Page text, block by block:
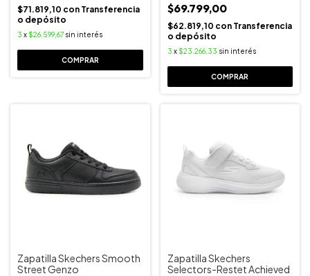
$71.819,10 con Transferencia
o depósito
3 x $26.599,67 sin interés
COMPRAR
$69.799,00
$62.819,10 con Transferencia
o depósito
3 x $23.266,33 sin interés
COMPRAR
Zapatilla Skechers Smooth
Street Genzo
Zapatilla Skechers
Selectors-Restet Achieved